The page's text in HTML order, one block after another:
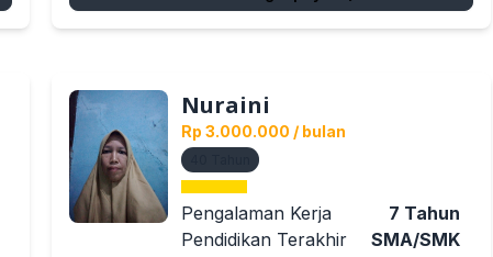
Nuraini
Rp 3.000.000 / bulan
Pengalaman Kerja 7 Tahun
Pendidikan Terakhir
SMA/SMK